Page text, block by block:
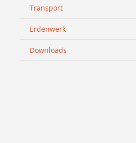
Transport
Erdenwerk
Downloads